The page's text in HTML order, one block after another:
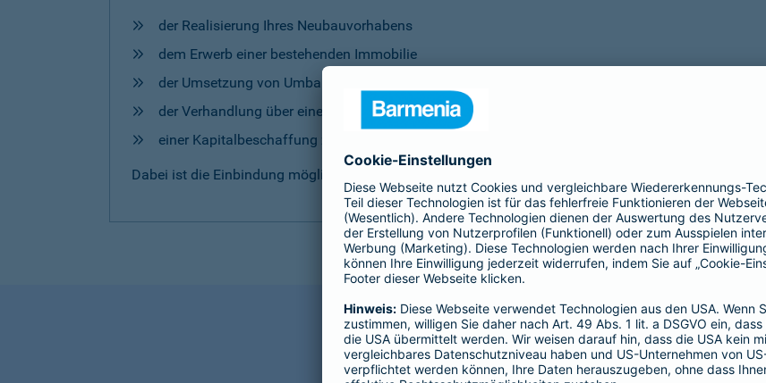
der Realisierung Ihres Neubauvorhabens
dem Erwerb einer bestehenden Immobilie
der Umsetzung von Umbau- und Modernisierungsmaßnahmen
der Verhandlung über eine Anschlussfinanzierung bei Ihrer Bank
einer Kapitalbeschaffung zur freien Verwendung
Dabei ist die Einbindung möglicher genauso selbstverständlich wie die Vereinbarung